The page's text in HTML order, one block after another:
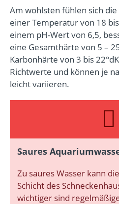
Am wohlsten fühlen sich
einer Temperatur von 18
einem pH-Wert von 6,5,
eine Gesamthärte von 5 –
Karbonhärte von 3 bis
Richtwerte und können je
leicht variieren.
Saures
Zu saures Wasser kann
Schicht des
wichtiger sind